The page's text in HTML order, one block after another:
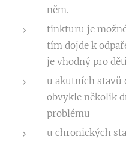
něm.
tinkturu je
tím dojde k
je vhodný pro
u akutních stavů
obvykle několik
problému
u chronických